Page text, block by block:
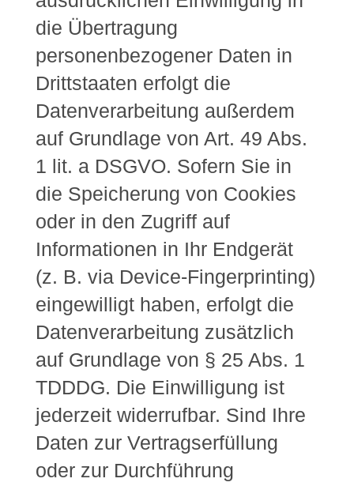
die Übertragung
personenbezogener Daten in
Drittstaaten erfolgt die
Datenverarbeitung außerdem
auf Grundlage von Art. 49 Abs.
1 lit. a DSGVO. Sofern Sie in
die Speicherung von Cookies
oder in den Zugriff auf
Informationen in Ihr Endgerät
(z. B. via Device-Fingerprinting)
eingewilligt haben, erfolgt die
Datenverarbeitung zusätzlich
auf Grundlage von § 25 Abs. 1
TDDDG. Die Einwilligung ist
jederzeit widerrufbar. Sind Ihre
Daten zur Vertragserfüllung
oder zur Durchführung